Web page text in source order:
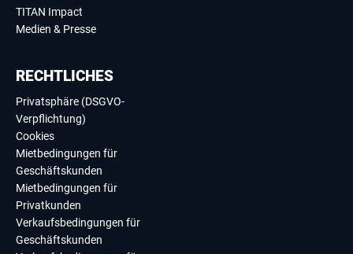
TITAN Impact
Medien & Presse
RECHTLICHES
Privatsphäre (DSGVO-
Verpflichtung)
Cookies
Mietbedingungen für
Geschäftskunden
Mietbedingungen für
Privatkunden
Verkaufsbedingungen für
Geschäftskunden